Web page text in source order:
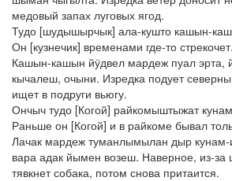
медовый запах луговых ягод.
Тудо [шудышырчык] ала-кушто кашын-
Он [кузнечик] временами где-то стрекочет.
Кашын-кашын йӱдвел мардеж пуал эрта,
кычалеш, очыни. Изредка подует
ищет в подруги вьюгу.
Ончыч тудо [Когой] райкомыштыжат
Раньше он [Когой] и в райкоме бывал
Лачак мардеж туманлымылан дыр кунам-
вара адак йымен возеш. Наверное, из-за
тявкнет собака, потом снова притаится.